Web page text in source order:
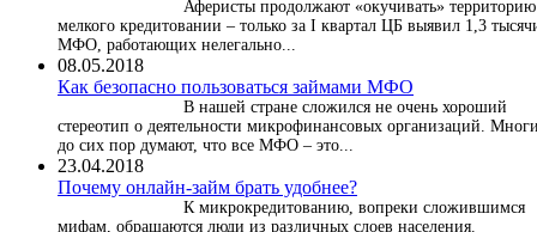
Аферисты продолжают «окучивать» территорию
мелкого кредитовании – только за I квартал ЦБ выявил 1,3
МФО, работающих нелегально...
08.05.2018
Как безопасно пользоваться займами МФО
В нашей стране сложился не очень хороший
стереотип о деятельности микрофинансовых организаций.
до сих пор думают, что все МФО – это...
23.04.2018
Почему онлайн-займ брать удобнее?
К микрокредитованию, вопреки сложившимся
мифам, обращаются люди из различных слоев населения.